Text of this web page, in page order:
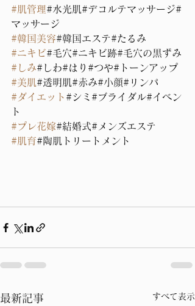
#肌管理#水光肌#デコルテマッサージ#
マッサージ
#韓国美容#韓国エステ#たるみ
#ニキビ#毛穴#ニキビ跡#毛穴の黒ずみ
#しみ#しわ#はり#つや#トーンアップ
#美肌#透明肌#赤み#小顔#リンパ
#ダイエット #シミ#ブライダル#イベン
ト
#プレ花嫁#結婚式#メンズエステ
#肌育#陶肌トリートメント
最新記事 すべて表示